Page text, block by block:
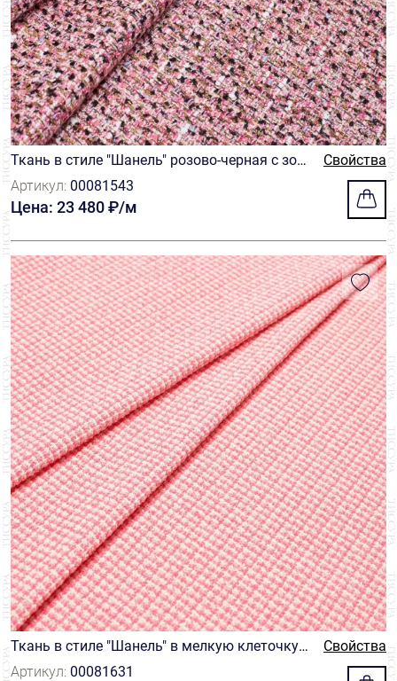
Ткань в стиле "Шанель" розово-черная с зол
отистыми нитями
Свойства
Артикул: 00081543
Цена: 23 480 ₽/м
Ткань в стиле "Шанель" в мелкую клеточку и
з нитей ярко-розового и молочного цветов
Свойства
Артикул: 00081631